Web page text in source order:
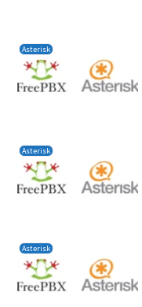
Asterisk
Asterisk
Asterisk